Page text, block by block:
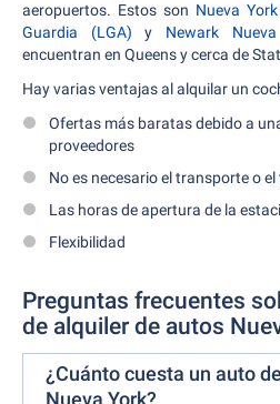
aeropuertos. Estos son Nueva
Guardia (LGA) y Newark
encuentran en Queens y cerca de
Hay varias ventajas al alquilar un
Ofertas más baratas debido a
proveedores
No es necesario el transporte o el
Las horas de apertura de la
Flexibilidad
Preguntas frecuentes
de alquiler de autos
¿Cuánto cuesta un auto
Nueva York?